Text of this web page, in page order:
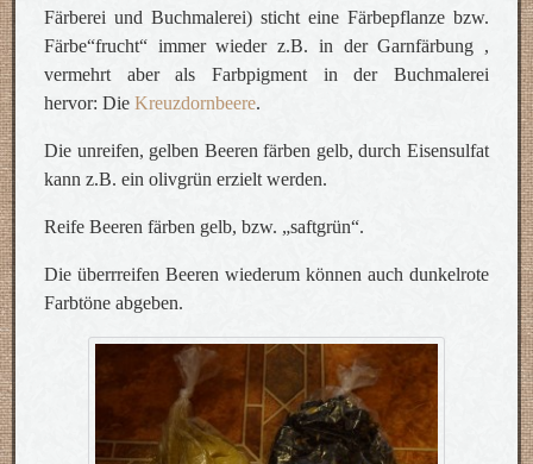
Färberei und Buchmalerei) sticht eine Färbepflanze bzw.
Färbe“frucht“ immer wieder z.B. in der Garnfärbung ,
vermehrt aber als Farbpigment in der Buchmalerei
hervor: Die Kreuzdornbeere.
Die unreifen, gelben Beeren färben gelb, durch Eisensulfat
kann z.B. ein olivgrün erzielt werden.
Reife Beeren färben gelb, bzw. „saftgrün“.
Die überrreifen Beeren wiederum können auch dunkelrote
Farbtöne abgeben.